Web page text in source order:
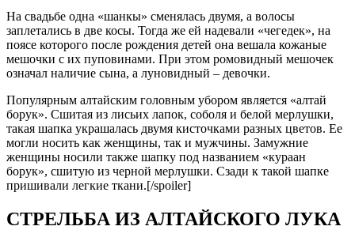
На свадьбе одна «шанкы» сменялась двумя, а волосы
заплетались в две косы. Тогда же ей надевали «чегедек», на
поясе которого после рождения детей она вешала кожаные
мешочки с их пуповинами. При этом ромовидный мешочек
означал наличие сына, а луновидный – девочки.
Популярным алтайским головным убором является «алтай
борук». Сшитая из лисьих лапок, соболя и белой мерлушки,
такая шапка украшалась двумя кисточками разных цветов. Ее
могли носить как женщины, так и мужчины. Замужние
женщины носили также шапку под названием «кураан
борук», сшитую из черной мерлушки. Сзади к такой шапке
пришивали легкие ткани.[/spoiler]
СТРЕЛЬБА ИЗ АЛТАЙСКОГО ЛУКА